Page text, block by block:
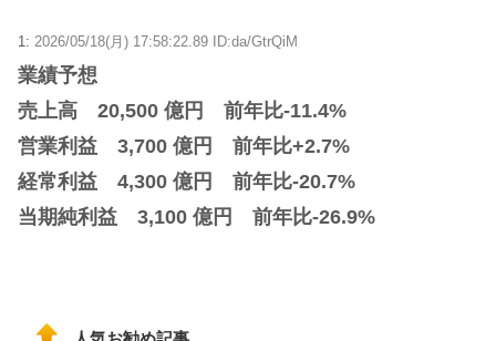
1: 2026/05/18(月) 17:58:22.89 ID:da/GtrQiM
業績予想
売上高 20,500 億円 前年比-11.4%
営業利益 3,700 億円 前年比+2.7%
経常利益 4,300 億円 前年比-20.7%
当期純利益 3,100 億円 前年比-26.9%